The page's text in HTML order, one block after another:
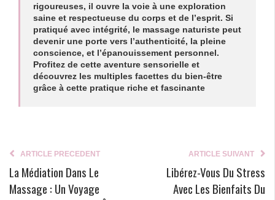
rigoureuses, il ouvre la voie à une exploration
saine et respectueuse du corps et de l’esprit. Si
pratiqué avec intégrité, le massage naturiste peut
devenir une porte vers l’authenticité, la pleine
conscience, et l’épanouissement personnel.
Profitez de cette aventure sensorielle et
découvrez les multiples facettes du bien-être
grâce à cette pratique riche et fascinante
ARTICLE PRECEDENT
La Médiation Dans Le
Massage : Un Voyage
ARTICLE SUIVANT
Libérez-Vous Du Stress
Avec Les Bienfaits Du